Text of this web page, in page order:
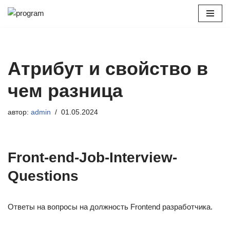
Атрибут и свойство в
чем разница
автор: admin 01.05.2024
Front-end-Job-Interview-
Questions
Ответы на вопросы на должность Frontend разработчика.